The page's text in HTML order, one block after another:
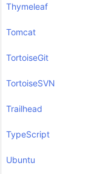
Thymeleaf
Tomcat
TortoiseGit
TortoiseSVN
Trailhead
TypeScript
Ubuntu